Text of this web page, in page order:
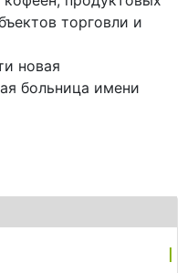
торговли и
новая
больница имени